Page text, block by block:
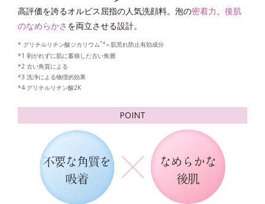
高評価を誇るオルビス屈指の人気洗顔料。泡の密着力、 後肌
のなめらかさ を両立させる設計。
* グリチルリチン酸ジカリウム*4＝肌荒れ防止有効成分
*1 剥がれずに肌に蓄積した古い角層
*2 古い角質による
*3 洗浄による物理的効果
*4 グリチルリチン酸2K
POINT